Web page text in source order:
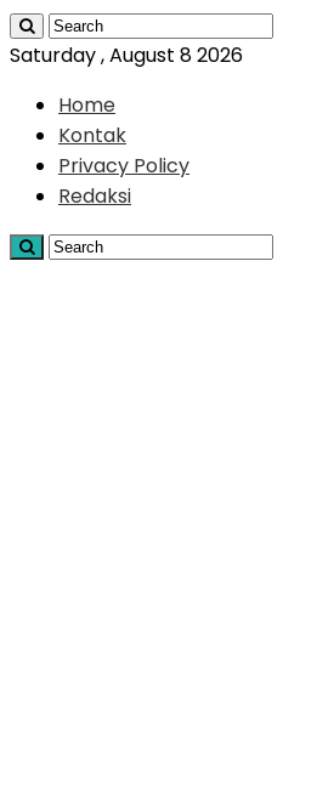
Saturday , August 8 2026
Home
Kontak
Privacy Policy
Redaksi